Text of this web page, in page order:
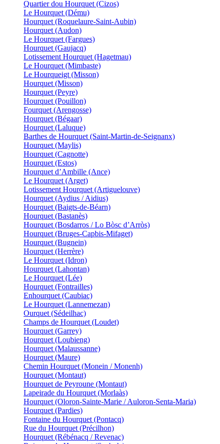
Quartier dou Hourquet (Cizos)
Le Hourquet (Dému)
Hourquet (Roquelaure-Saint-Aubin)
Hourquet (Audon)
Le Hourquet (Fargues)
Hourquet (Gaujacq)
Lotissement Hourquet (Hagetmau)
Le Hourquet (Mimbaste)
Le Hourqueigt (Misson)
Hourquet (Misson)
Hourquet (Peyre)
Hourquet (Pouillon)
Fourquet (Arengosse)
Hourquet (Bégaar)
Hourquet (Laluque)
Barthes de Hourquet (Saint-Martin-de-Seignanx)
Hourquet (Maylis)
Hourquet (Cagnotte)
Hourquet (Estos)
Hourquet d’Ambille (Ance)
Le Hourquet (Arget)
Lotissement Hourquet (Artiguelouve)
Hourquet (Aydius / Aidius)
Hourquet (Baigts-de-Béarn)
Hourquet (Bastanès)
Hourquet (Bosdarros / Lo Bòsc d’Arròs)
Hourquet (Bruges-Capbis-Mifaget)
Hourquet (Bugnein)
Hourquet (Herrère)
Le Hourquet (Idron)
Hourquet (Lahontan)
Le Hourquet (Lée)
Hourquet (Fontrailles)
Enhourquet (Caubiac)
Le Hourquet (Lannemezan)
Ourquet (Sédeilhac)
Champs de Hourquet (Loudet)
Hourquet (Garrey)
Hourquet (Loubieng)
Hourquet (Malaussanne)
Hourquet (Maure)
Chemin Hourquet (Monein / Monenh)
Hourquet (Montaut)
Hourquet de Peyroune (Montaut)
Lapeirade du Hourquet (Morlaàs)
Hourquet (Oloron-Sainte-Marie / Auloron-Senta-Maria)
Hourquet (Pardies)
Fontaine du Hourquet (Pontacq)
Rue du Hourquet (Précilhon)
Hourquet (Rébénacq / Revenac)